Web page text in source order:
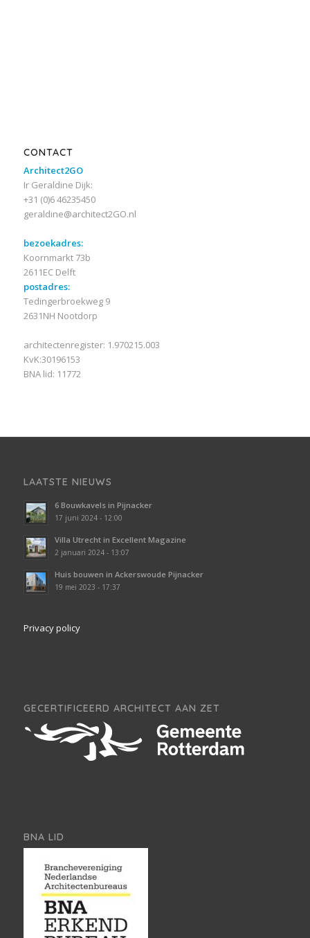
CONTACT
Architect2GO
Ir Geraldine Dijk:
+31 (0)6 46235450
geraldine@architect2GO.nl
bezoekadres:
Koornmarkt 73b
2611EC Delft
postadres:
Tedingerbroekweg 9
2631NH Nootdorp
architectenregister: 1.970215.003
KvK:30196153
BNA lid: 11772
LAATSTE NIEUWS
6 Bouwkavels in Pijnacker
17 juni 2024 - 12:00
Villa Utrecht in Excellent Magazine
2 januari 2024 - 13:07
Huis bouwen in Ackerswoude Pijnacker
19 mei 2023 - 17:37
Privacy policy
GECERTIFICEERD ARCHITECT AAN ZET
BNA LID